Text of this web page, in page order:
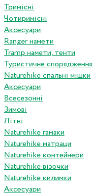
Тримісні
Чотиримісні
Аксесуари
Ranger намети
Tramp намети, тенти
Туристичне спорядження
Naturehike спальні мішки
Аксесуари
Всесезонні
Зимові
Літні
Naturehike гамаки
Naturehike матраци
Naturehike контейнери
Naturehike візочки
Naturehike килимки
Аксесуари